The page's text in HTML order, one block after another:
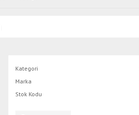
Kategori
Marka
Stok Kodu